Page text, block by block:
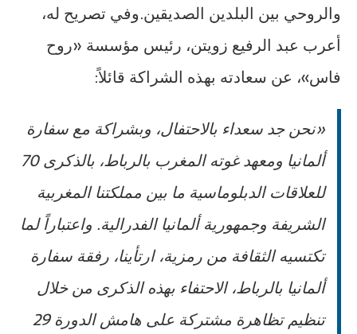
والروحي بين البلدين الصديقين.وفي تصريح له،
أعرب عبد الرفيع زويتن، رئيس مؤسسة «روح
فاس»، عن سعادته بهذه الشراكة قائلاً:
«نحن جد سعداء بالاحتفال، وبشراكة مع سفارة
ألمانيا ومعهد غوته المغرب بالرباط، بالذكرى 70
للعلاقات الدبلوماسية ما بين مملكتنا المغربية
الشريفة وجمهورية ألمانيا الفدرالية. واعتباراً لما
تكتسيه الثقافة من رمزية، ارتأينا، رفقة سفارة
ألمانيا بالرباط، الاحتفاء بهذه الذكرى من خلال
تنظيم تظاهرة مشتركة على هامش الدورة 29